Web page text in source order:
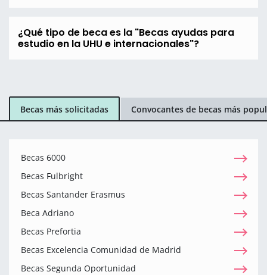
¿Qué tipo de beca es la "Becas ayudas para
estudio en la UHU e internacionales"?
Becas más solicitadas Convocantes de becas más
Becas 6000
Becas Fulbright
Becas Santander Erasmus
Beca Adriano
Becas Prefortia
Becas Excelencia Comunidad de Madrid
Becas Segunda Oportunidad